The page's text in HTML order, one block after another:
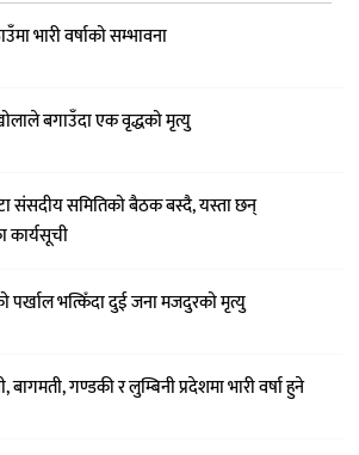
भारी वर्षाको सम्भावना
बगाउँदा एक वृद्धको मृत्यु
संसदीय समितिको बैठक बस्दै, यस्ता छन्
पर्खाल भत्किँदा दुई जना मजदुरको मृत्यु
गण्डकी र लुम्बिनी प्रदेशमा भारी वर्षा हुने